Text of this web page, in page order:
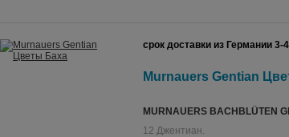
срок доставки из Германии 3-
Murnauers Gentian
MURNAUERS BACHBLÜTEN
12 Джентиан.